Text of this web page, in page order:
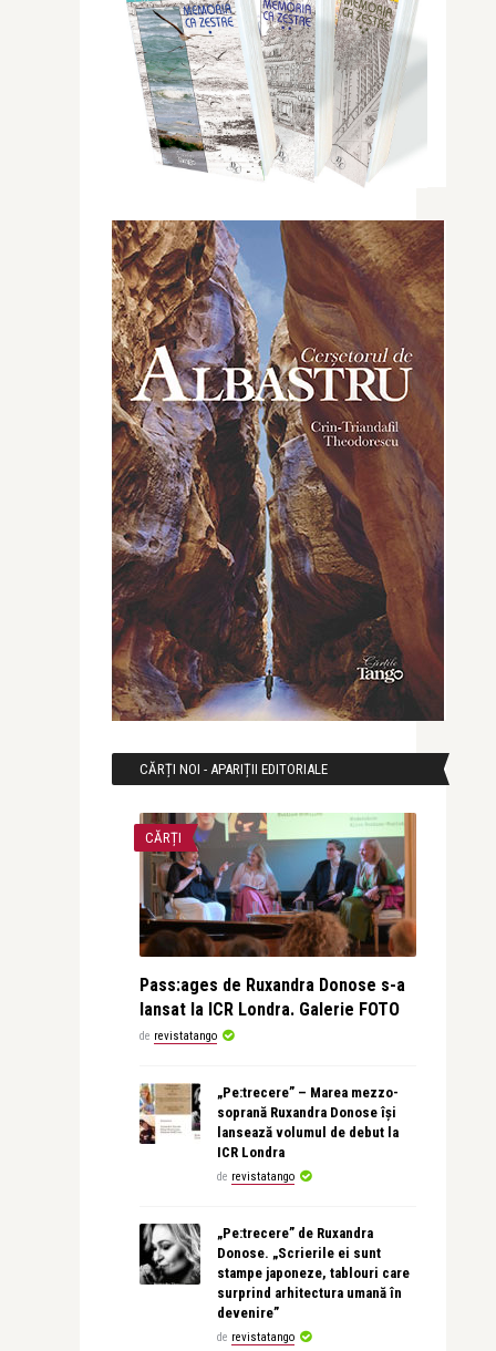
CĂRȚI NOI - APARIȚII EDITORIALE
CĂRȚI
Pass:ages de Ruxandra Donose s-a
lansat la ICR Londra. Galerie FOTO
de revistatango
„Pe:trecere” – Marea mezzo-
soprană Ruxandra Donose își
lansează volumul de debut la
ICR Londra
de revistatango
„Pe:trecere” de Ruxandra
Donose. „Scrierile ei sunt
stampe japoneze, tablouri care
surprind arhitectura umană în
devenire”
de revistatango